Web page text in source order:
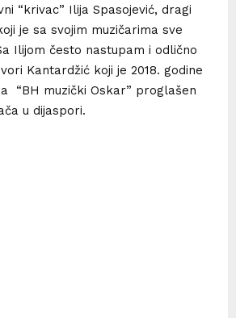
“krivac” Ilija Spasojević, dragi
je sa svojim muzičarima sve
Ilijom često nastupam i odlično
Kantardžić koji je 2018. godine
“BH muzički Oskar” proglašen
u dijaspori.